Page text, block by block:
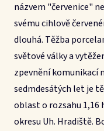
názvem "červenice"
svému cihlově
dlouhá. Těžba
světové války a
zpevnění komunikací
sedmdesátých let je
oblast o rozsahu 1,16
okresu Uh. Hradiště.